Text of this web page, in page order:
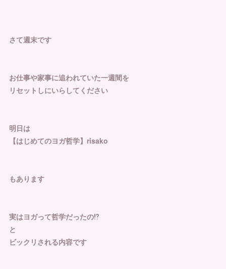
さて週末です
お仕事や家事に追われていた一週間を
リセットしにいらしてください
明日は
【はじめてのヨガ哲学】risako
もあります
実はヨガって哲学だったの⁉︎
と
ビックリされる内容です